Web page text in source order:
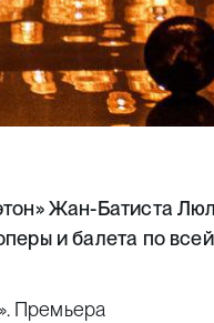
Жан-Батиста
и балета по
Премьера